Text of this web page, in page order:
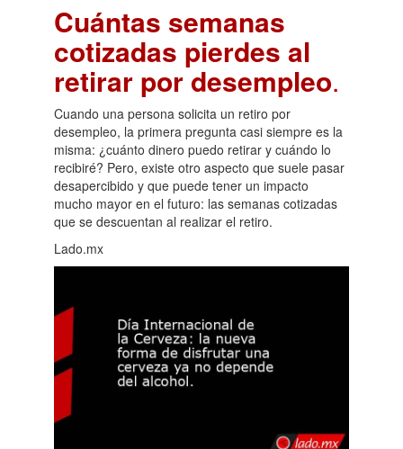
Cuántas semanas
cotizadas pierdes al
retirar por desempleo.
Cuando una persona solicita un retiro por
desempleo, la primera pregunta casi siempre es la
misma: ¿cuánto dinero puedo retirar y cuándo lo
recibiré? Pero, existe otro aspecto que suele pasar
desapercibido y que puede tener un impacto
mucho mayor en el futuro: las semanas cotizadas
que se descuentan al realizar el retiro.
Lado.mx